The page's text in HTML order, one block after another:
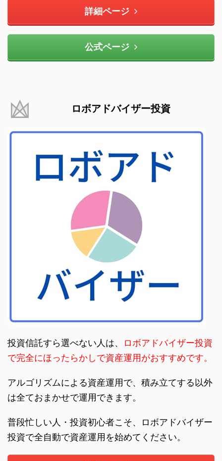
詳細ページ
公式ページ
ロボアドバイザー投資
投資信託すら選べない人は、
ロボアドバイザー投資
で完全にほったらかしで資産運用がおすすめです。
アルゴリズムによる資産運用で、積み立てする以外
は全ておまかせで運用できます。
普段忙しい人・投資初心者こそ、ロボアドバイザー
投資で全自動で資産運用を始めてください。